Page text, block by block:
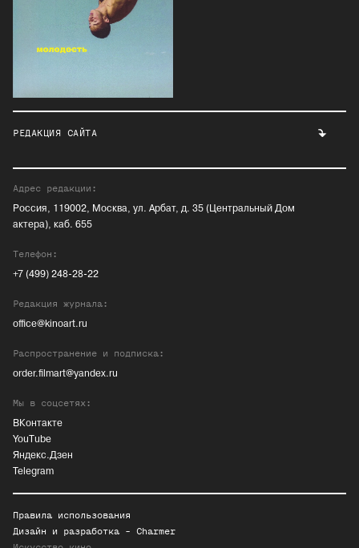
РЕДАКЦИЯ САЙТА
Адрес редакции:
Россия, 119002, Москва, ул. Арбат, д. 35 (Центральный Дом
актера), каб. 655
Телефон:
+7 (499) 248-28-22
Редакция журнала:
office@kinoart.ru
Распространение и подписка:
order.filmart@yandex.ru
Мы в соцсетях:
ВКонтакте
YouTube
Яндекс.Дзен
Telegram
Правила использования
Дизайн и разработка - Charmer